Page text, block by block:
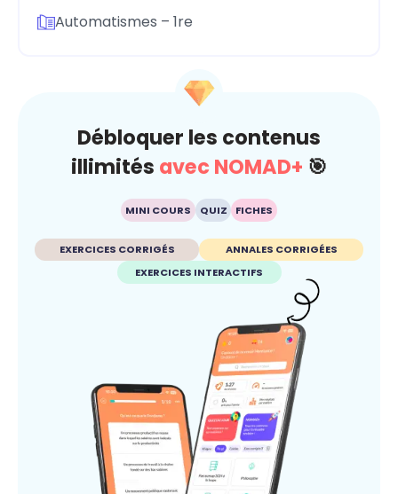
Automatismes – 1re
Débloquer les contenus
illimités avec NOMAD+ 🎯
MINI COURS QUIZ FICHES
EXERCICES CORRIGÉS
ANNALES CORRIGÉES
EXERCICES INTERACTIFS